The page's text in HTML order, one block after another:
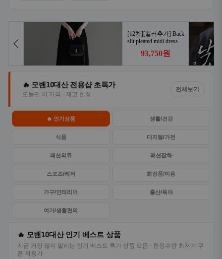
🔥 모밴10대산 전용샵 초특가
오늘만 이 가격 · 재고 한정
전체보기
🔥 인기상품 생활/건강
식품 디지털/가전
패션의류 패션잡화
스포츠/레저 화장품/미용
가구/인테리어 출산/육아
여가/생활편의
🔥 모밴10대산 인기 베스트 상품
지금 가장 많이 팔리는 인기 베스트 특가 상품 모음 - 한정수량 최저가 쿠
폰 적용가